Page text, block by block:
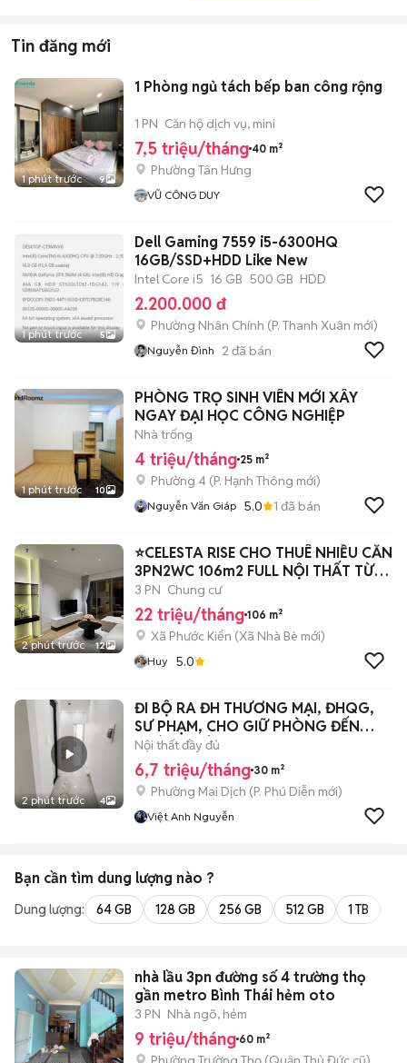
Tin đăng mới
1 phút trước 9
1 Phòng ngủ tách bếp ban công rộng
1 PN Căn hộ dịch vụ, mini
7,5 triệu/tháng 40 m²
Phường Tân Hưng
VŨ CÔNG DUY
1 phút trước 5
Dell Gaming 7559 i5-6300HQ
16GB/SSD+HDD Like New
Intel Core i5 16 GB 500 GB HDD
2.200.000 đ
Phường Nhân Chính (P. Thanh Xuân mới)
Nguyễn Đình 2 đã bán
1 phút trước 10
PHÒNG TRỌ SINH VIÊN MỚI XÂY
NGAY ĐẠI HỌC CÔNG NGHIỆP
Nhà trống
4 triệu/tháng 25 m²
Phường 4 (P. Hạnh Thông mới)
Nguyễn Văn Giáp 5.0 1 đã bán
2 phút trước 12
⭐CELESTA RISE CHO THUÊ NHIỀU CĂN
3PN2WC 106m2 FULL NỘI THẤT TỪ
22 TR
3 PN Chung cư
22 triệu/tháng 106 m²
Xã Phước Kiển (Xã Nhà Bè mới)
Huy 5.0
2 phút trước 4
ĐI BỘ RA ĐH THƯƠNG MẠI, ĐHQG,
SƯ PHẠM, CHO GIỮ PHÒNG ĐẾN
THÁNG 9 Ở
Nội thất đầy đủ
6,7 triệu/tháng 30 m²
Phường Mai Dịch (P. Phú Diễn mới)
Việt Anh Nguyễn
Bạn cần tìm dung lượng nào ?
Dung lượng: 64 GB 128 GB 256 GB 512 GB 1 TB
nhà lầu 3pn đường số 4 trường thọ
gần metro Bình Thái hẻm oto
3 PN Nhà ngõ, hẻm
9 triệu/tháng 60 m²